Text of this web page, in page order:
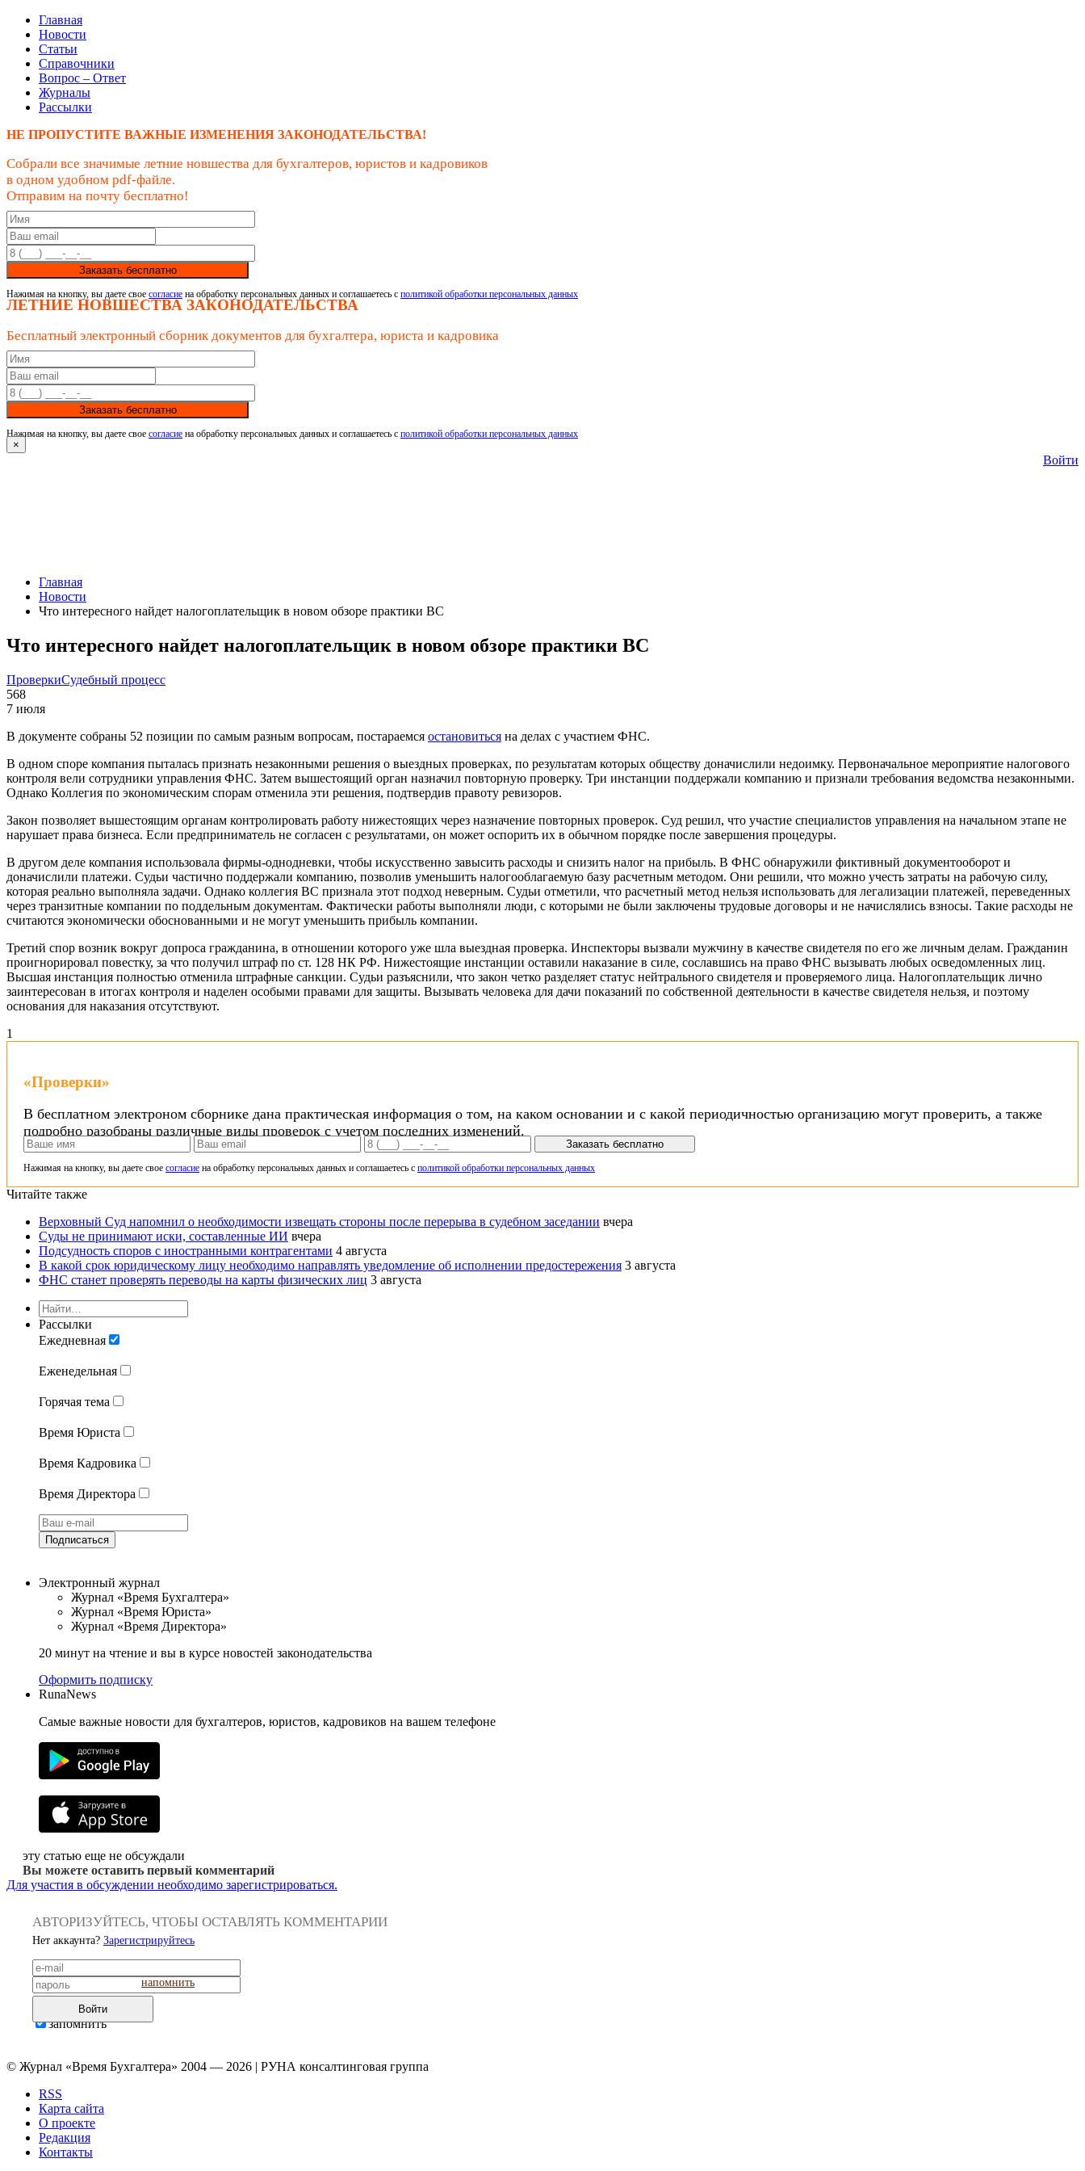
Главная
Новости
Статьи
Справочники
Вопрос – Ответ
Журналы
Рассылки
НЕ ПРОПУСТИТЕ ВАЖНЫЕ ИЗМЕНЕНИЯ ЗАКОНОДАТЕЛЬСТВА!
Собрали все значимые летние новшества для бухгалтеров, юристов и кадровиков
в одном удобном pdf-файле.
Отправим на почту бесплатно!
Заказать бесплатно
Нажимая на кнопку, вы даете свое согласие на обработку персональных данных и соглашаетесь с политикой обработки персональных данных
ЛЕТНИЕ НОВШЕСТВА ЗАКОНОДАТЕЛЬСТВА
Бесплатный электронный сборник документов для бухгалтера, юриста и кадровика
Заказать бесплатно
Нажимая на кнопку, вы даете свое согласие на обработку персональных данных и соглашаетесь с политикой обработки персональных данных
×
Войти
Главная
Новости
Что интересного найдет налогоплательщик в новом обзоре практики ВС
Что интересного найдет налогоплательщик в новом обзоре практики ВС
ПроверкиСудебный процесс
568
7 июля
В документе собраны 52 позиции по самым разным вопросам, постараемся остановиться на делах с участием ФНС.
В одном споре компания пыталась признать незаконными решения о выездных проверках, по результатам которых обществу доначислили недоимку. Первоначальное мероприятие налогового
контроля вели сотрудники управления ФНС. Затем вышестоящий орган назначил повторную проверку. Три инстанции поддержали компанию и признали требования ведомства незаконными.
Однако Коллегия по экономическим спорам отменила эти решения, подтвердив правоту ревизоров.
Закон позволяет вышестоящим органам контролировать работу нижестоящих через назначение повторных проверок. Суд решил, что участие специалистов управления на начальном этапе не
нарушает права бизнеса. Если предприниматель не согласен с результатами, он может оспорить их в обычном порядке после завершения процедуры.
В другом деле компания использовала фирмы-однодневки, чтобы искусственно завысить расходы и снизить налог на прибыль. В ФНС обнаружили фиктивный документооборот и
доначислили платежи. Судьи частично поддержали компанию, позволив уменьшить налогооблагаемую базу расчетным методом. Они решили, что можно учесть затраты на рабочую силу,
которая реально выполняла задачи. Однако коллегия ВС признала этот подход неверным. Судьи отметили, что расчетный метод нельзя использовать для легализации платежей, переведенных
через транзитные компании по поддельным документам. Фактически работы выполняли люди, с которыми не были заключены трудовые договоры и не начислялись взносы. Такие расходы не
считаются экономически обоснованными и не могут уменьшить прибыль компании.
Третий спор возник вокруг допроса гражданина, в отношении которого уже шла выездная проверка. Инспекторы вызвали мужчину в качестве свидетеля по его же личным делам. Гражданин
проигнорировал повестку, за что получил штраф по ст. 128 НК РФ. Нижестоящие инстанции оставили наказание в силе, сославшись на право ФНС вызывать любых осведомленных лиц.
Высшая инстанция полностью отменила штрафные санкции. Судьи разъяснили, что закон четко разделяет статус нейтрального свидетеля и проверяемого лица. Налогоплательщик лично
заинтересован в итогах контроля и наделен особыми правами для защиты. Вызывать человека для дачи показаний по собственной деятельности в качестве свидетеля нельзя, и поэтому
основания для наказания отсутствуют.
1
«Проверки»
В бесплатном электроном сборнике дана практическая информация о том, на каком основании и с какой периодичностью организацию могут проверить, а также
подробно разобраны различные виды проверок с учетом последних изменений.
Заказать бесплатно
Нажимая на кнопку, вы даете свое согласие на обработку персональных данных и соглашаетесь с политикой обработки персональных данных
Читайте также
Верховный Суд напомнил о необходимости извещать стороны после перерыва в судебном заседании вчера
Суды не принимают иски, составленные ИИ вчера
Подсудность споров с иностранными контрагентами 4 августа
В какой срок юридическому лицу необходимо направлять уведомление об исполнении предостережения 3 августа
ФНС станет проверять переводы на карты физических лиц 3 августа
Рассылки
Ежедневная
Еженедельная
Горячая тема
Время Юриста
Время Кадровика
Время Директора
Подписаться
Электронный журнал
Журнал «Время Бухгалтера»
Журнал «Время Юриста»
Журнал «Время Директора»
20 минут на чтение и вы в курсе новостей законодательства
Оформить подписку
RunaNews
Самые важные новости для бухгалтеров, юристов, кадровиков на вашем телефоне
эту статью еще не обсуждали
Вы можете оставить первый комментарий
Для участия в обсуждении необходимо зарегистрироваться.
АВТОРИЗУЙТЕСЬ, ЧТОБЫ ОСТАВЛЯТЬ КОММЕНТАРИИ
Нет аккаунта? Зарегистрируйтесь
напомнить
Войти
запомнить
© Журнал «Время Бухгалтера» 2004 — 2026 | РУНА консалтинговая группа
RSS
Карта сайта
О проекте
Редакция
Контакты